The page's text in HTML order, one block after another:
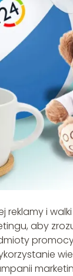
reklamy i
aby